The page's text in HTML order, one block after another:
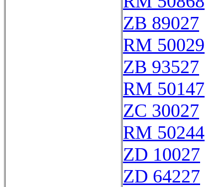
ZB 89027
RM 50029
ZB 93527
RM 50147
ZC 30027
RM 50244
ZD 10027
ZD 64227